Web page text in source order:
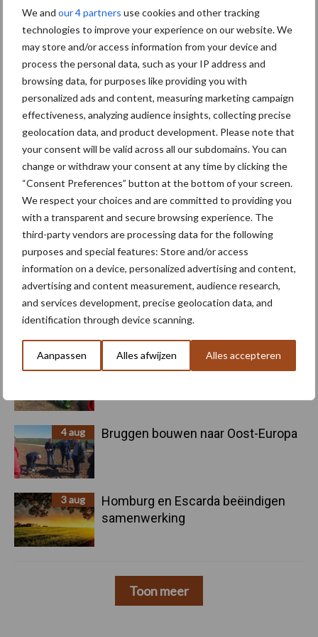
We and our 4 partners use cookies and other tracking
technologies to improve your experience on our website. We
may store and/or access information from your device and
process the personal data, such as your IP address and
browsing data, for purposes like providing you with
personalized ads and content, measuring marketing campaign
effectiveness, analyzing audience insights, collecting precise
geolocation data, and product development. Please note that
your consent will be valid across all our subdomains. You can
change or withdraw your consent at any time by clicking the
“Consent Preferences” button at the bottom of your screen.
We respect your choices and are committed to providing you
with a transparent and secure browsing experience. The
third-party vendors are processing data for the following
purposes and special features: Store and/or access
information on a device, personalized advertising and content,
advertising and content measurement, audience research,
and services development, precise geolocation data, and
identification through device scanning.
Aanpassen Alles afwijzen Alles accepteren
Primaire
Sidebar
Recent nieuws Partner nieuws
"Hoge verwachtingen van schijven
voor kouters"
5 aug
Oogst biologische aardappelen in
volle gang
4 aug Bruggen bouwen naar Oost-Europa
3 aug
Homburg en Escarda beëindigen
samenwerking
Toon meer
Aardappelen
oogsten
Graan oogsten
Toon meer